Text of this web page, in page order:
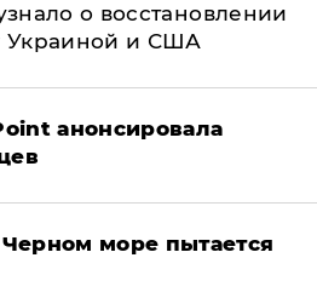
о восстановлении
Украиной и США
анонсировала
море пытается